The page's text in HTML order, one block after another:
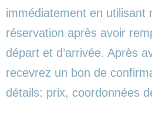
immédiatement en utilisant
réservation après avoir
départ et d’arrivée. Après
recevrez un bon de
détails: prix, coordonnées